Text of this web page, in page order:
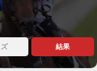
結果